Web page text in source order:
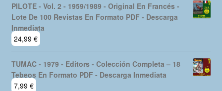
PILOTE - Vol. 2 - 1959/1989 - Original En Francés -
Lote De 100 Revistas En Formato PDF - Descarga
Inmediata
24,99 €
TUMAC - 1979 - Editors - Colección Completa – 18
Tebeos En Formato PDF - Descarga Inmediata
7,99 €